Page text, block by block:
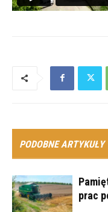
PODOBNE ARTYKUŁY
prac